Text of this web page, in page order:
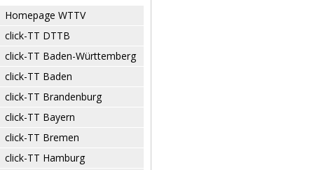
Homepage WTTV
click-TT DTTB
click-TT Baden-Württemberg
click-TT Baden
click-TT Brandenburg
click-TT Bayern
click-TT Bremen
click-TT Hamburg